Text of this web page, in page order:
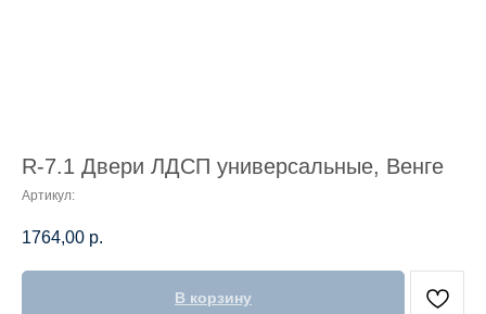
R-7.1 Двери ЛДСП универсальные, Венге
Артикул:
1764,00 р.
В корзину